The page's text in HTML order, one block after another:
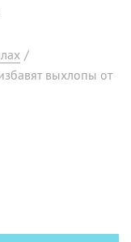
/
выхлопы от